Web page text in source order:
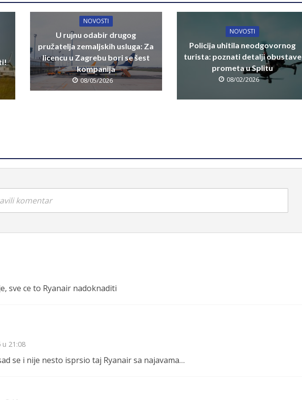
NOVOSTI
U rujnu odabir drugog
pružatelja zemaljskih usluga: Za
licencu u Zagrebu bori se šest
kompanija
08/05/2026
NOVOSTI
Policija uhitila neodgovornog
turista: poznati detalji obustave
prometa u Splitu
08/02/2026
komentar
sve ce to Ryanair nadoknaditi
21:08
se i nije nesto isprsio taj Ryanair sa najavama…